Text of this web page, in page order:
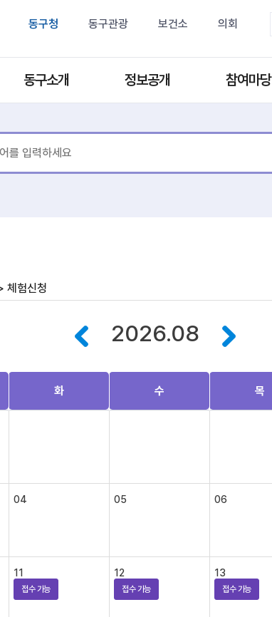
동구청 동구관광 보건소 의회
동구소개 정보공개 참여마당
체험신청
2026.08
화 수 목
04 05 06
11
접수 가능
12
접수 가능
13
접수 가능